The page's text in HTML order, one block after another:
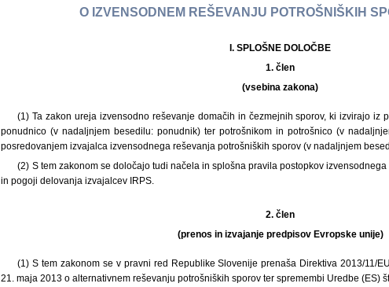
O IZVENSODNEM REŠEVANJU POTROŠNIŠKIH
I. SPLOŠNE DOLOČBE
1. člen
(vsebina zakona)
(1) Ta zakon ureja izvensodno reševanje domačih in čezmejnih sporov, ki izvirajo iz
ponudnico (v nadaljnjem besedilu: ponudnik) ter potrošnikom in potrošnico (v
posredovanjem izvajalca izvensodnega reševanja potrošniških sporov (v nadaljnjem
(2) S tem zakonom se določajo tudi načela in splošna pravila postopkov
in pogoji delovanja izvajalcev IRPS.
2. člen
(prenos in izvajanje predpisov Evropske unije)
(1) S tem zakonom se v pravni red Republike Slovenije prenaša Direktiva 2013/11/
21. maja 2013 o alternativnem reševanju potrošniških sporov ter spremembi Uredbe (ES)